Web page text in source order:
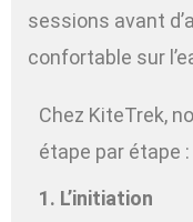
sessions avant
confortable sur
Chez KiteTrek,
étape par étape :
1. L’initiation